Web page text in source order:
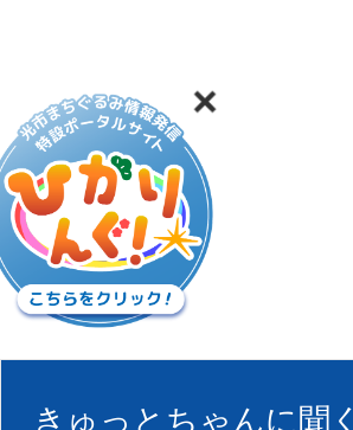
きゅっとちゃんに聞く